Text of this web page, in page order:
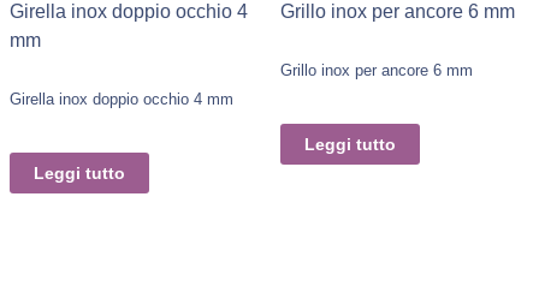
Girella inox doppio occhio 4
mm
Girella inox doppio occhio 4 mm
Leggi tutto
Grillo inox per ancore 6 mm
Grillo inox per ancore 6 mm
Leggi tutto